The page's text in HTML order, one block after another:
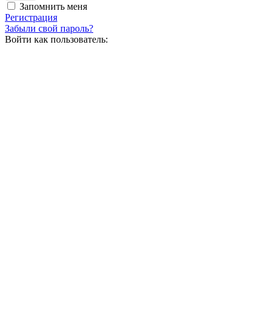
Запомнить меня
Регистрация
Забыли свой пароль?
Войти как пользователь: